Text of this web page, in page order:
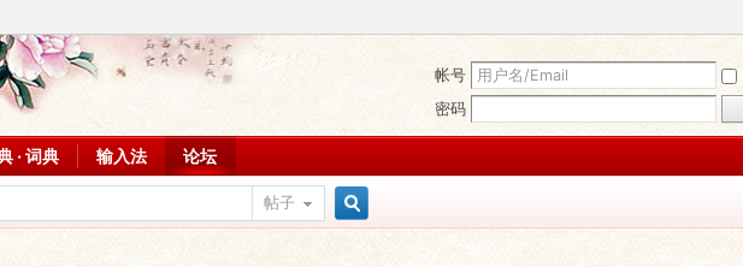
帐号
密码
· 词典 输入法 论坛
帖子